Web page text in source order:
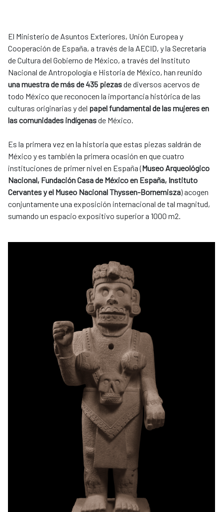
El Ministerio de Asuntos Exteriores, Unión Europea y
Cooperación de España, a través de la AECID, y la Secretaría
de Cultura del Gobierno de México, a través del Instituto
Nacional de Antropología e Historia de México, han reunido
una muestra de más de 435 piezasde diversos acervos de
todo México que reconocen la importancia histórica de las
culturas originarias y del papel fundamental de las mujeres en
las comunidades indígenasde México.
Es la primera vez en la historia que estas piezas saldrán de
México y es también la primera ocasión en que cuatro
instituciones de primer nivel en España (Museo Arqueológico
Nacional, Fundación Casa de México en España, Instituto
Cervantes y el Museo Nacional Thyssen-Bornemisza) acogen
conjuntamente una exposición internacional de tal magnitud,
sumando un espacio expositivo superior a 1000 m2.